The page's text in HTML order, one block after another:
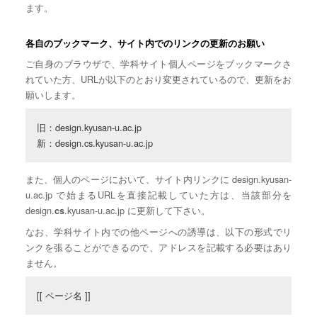
ます。
各自のブックマーク、サイト内でのリンクの更新のお願い
ご自身のブラウザで、学科サイト個人ページをブックマークさ
れていた方、URLが以下のとおり変更されているので、更新をお
願いします。
旧：design.kyusan-u.ac.jp
新：design.cs.kyusan-u.ac.jp
また、個人のページにおいて、サイト内リンクに design.kyusan-
u.ac.jp で始まるURLを直接記載していた方は、当該部分を
design.cs.kyusan-u.ac.jp に更新して下さい。
なお、学科サイト内での他ページへの誘導は、以下の形式でリ
ンクを張ることができるので、アドレスを記載する必要はあり
ません。
[[ ページ名 ]]